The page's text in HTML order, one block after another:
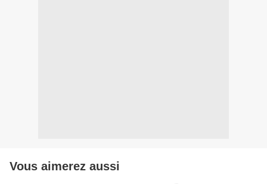
Vous aimerez aussi